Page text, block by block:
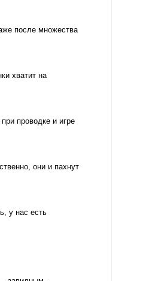
после множества
хватит на
проводке и игре
они и пахнут
у нас есть